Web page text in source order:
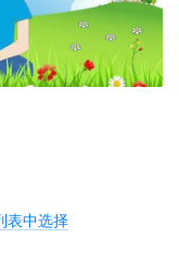
表中选择